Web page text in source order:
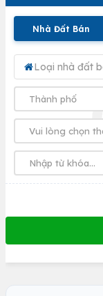
Nhà Đất Bán
Loại nhà đất